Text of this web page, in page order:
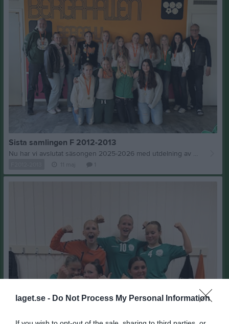
laget.se - Do Not Process My Personal Information
Sista samlingen F 2012-2013
Nu har vi avslutat säsongen 2025-2026 med utdelning av medaljer efter seriesegern och Pizza som efterrätt